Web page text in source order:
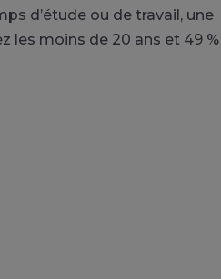
d’étude ou de travail, une
les moins de 20 ans et 49